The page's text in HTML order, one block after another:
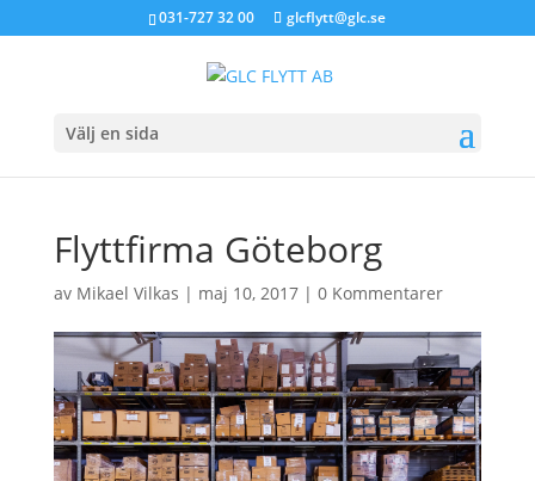
031-727 32 00 glcflytt@glc.se
Välj en sida
Flyttfirma Göteborg
av Mikael Vilkas | maj 10, 2017| 0 Kommentarer